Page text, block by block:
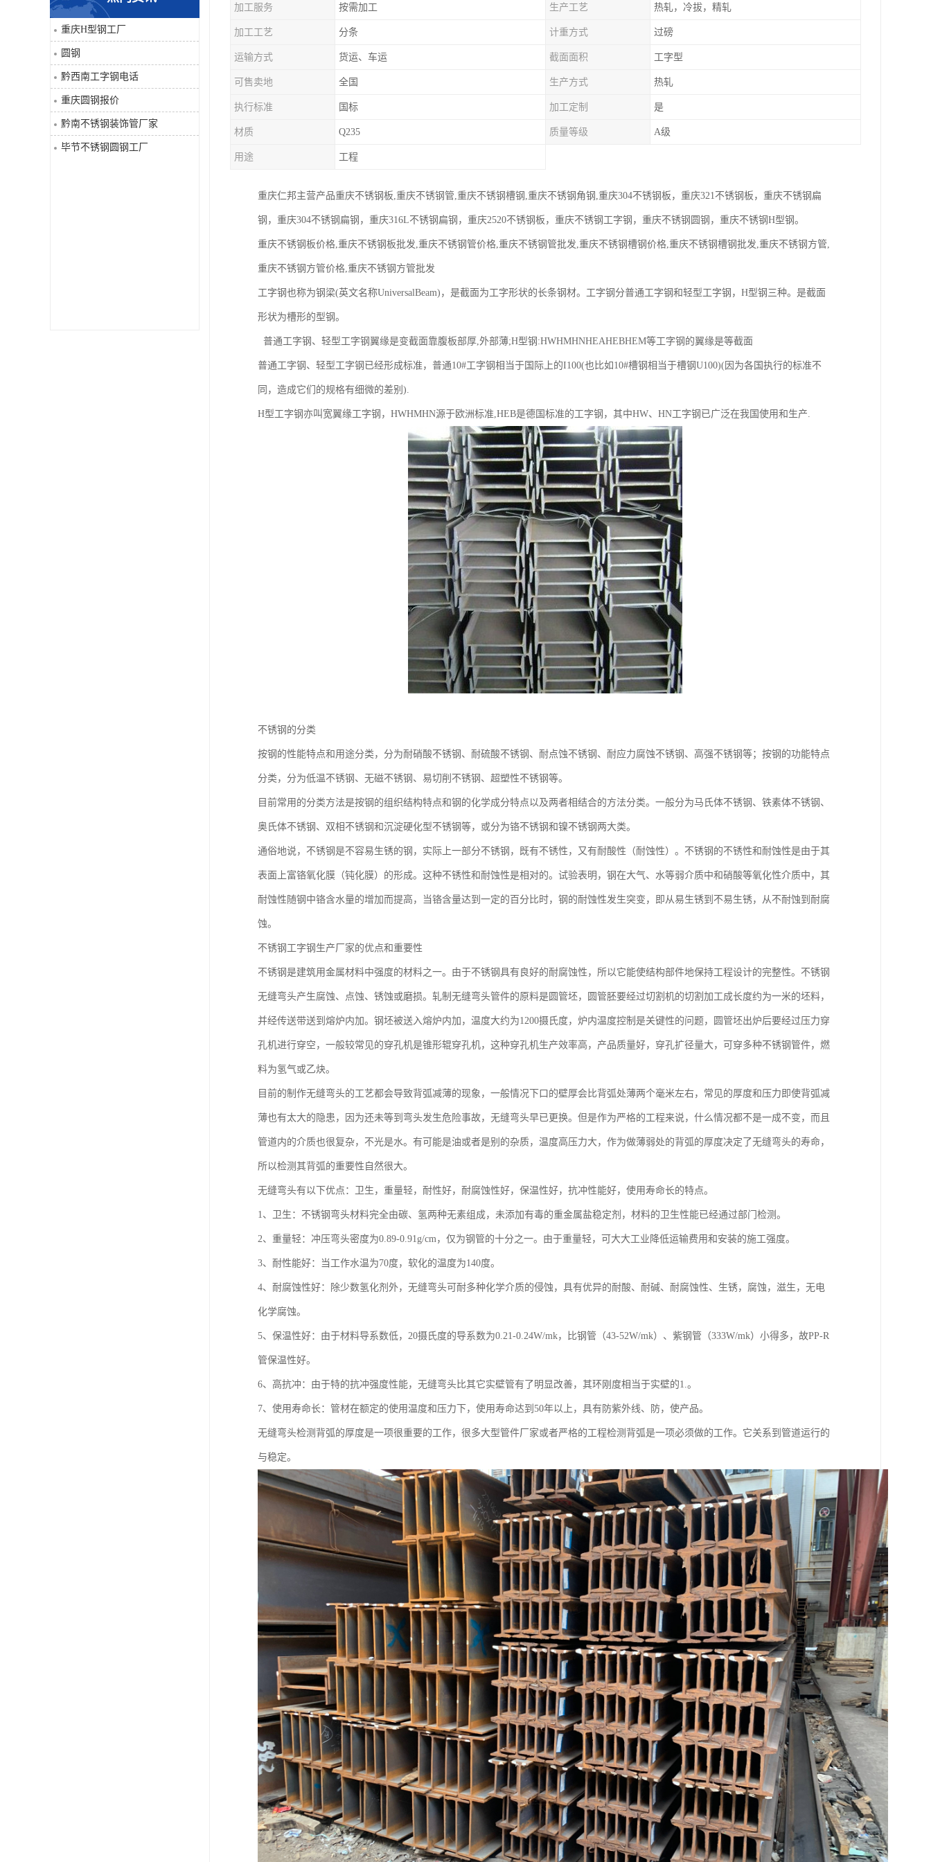
角钢
焊管
工字钢
H型钢
重庆H型钢工厂
圆钢
黔西南工字钢电话
重庆圆钢报价
黔南不锈钢装饰管厂家
毕节不锈钢圆钢工厂
加工服务 按需加工 生产工艺 热轧，冷拔，精轧
加工工艺 分条 计重方式 过磅
运输方式 货运、车运 截面面积 工字型
可售卖地 全国 生产方式 热轧
执行标准 国标 加工定制 是
材质 Q235 质量等级 A级
用途 工程
重庆仁邦主营产品重庆不锈钢板,重庆不锈钢管,重庆不锈钢槽钢,重庆不锈钢角钢,重庆304不锈钢板，重庆321不锈钢板，重庆不锈钢扁
钢，重庆304不锈钢扁钢，重庆316L不锈钢扁钢，重庆2520不锈钢板，重庆不锈钢工字钢，重庆不锈钢圆钢，重庆不锈钢H型钢。
重庆不锈钢板价格,重庆不锈钢板批发,重庆不锈钢管价格,重庆不锈钢管批发,重庆不锈钢槽钢价格,重庆不锈钢槽钢批发,重庆不锈钢方管,
重庆不锈钢方管价格,重庆不锈钢方管批发
工字钢也称为钢梁(英文名称UniversalBeam)，是截面为工字形状的长条钢材。工字钢分普通工字钢和轻型工字钢，H型钢三种。是截面
形状为槽形的型钢。
普通工字钢、轻型工字钢翼缘是变截面靠腹板部厚,外部薄;H型钢:HWHMHNHEAHEBHEM等工字钢的翼缘是等截面
普通工字钢、轻型工字钢已经形成标准，普通10#工字钢相当于国际上的I100(也比如10#槽钢相当于槽钢U100)(因为各国执行的标准不
同，造成它们的规格有细微的差别).
H型工字钢亦叫宽翼缘工字钢，HWHMHN源于欧洲标准,HEB是德国标准的工字钢，其中HW、HN工字钢已广泛在我国使用和生产.
不锈钢的分类
按钢的性能特点和用途分类，分为耐硝酸不锈钢、耐硫酸不锈钢、耐点蚀不锈钢、耐应力腐蚀不锈钢、高强不锈钢等；按钢的功能特点
分类，分为低温不锈钢、无磁不锈钢、易切削不锈钢、超塑性不锈钢等。
目前常用的分类方法是按钢的组织结构特点和钢的化学成分特点以及两者相结合的方法分类。一般分为马氏体不锈钢、铁素体不锈钢、
奥氏体不锈钢、双相不锈钢和沉淀硬化型不锈钢等，或分为铬不锈钢和镍不锈钢两大类。
通俗地说，不锈钢是不容易生锈的钢，实际上一部分不锈钢，既有不锈性，又有耐酸性（耐蚀性）。不锈钢的不锈性和耐蚀性是由于其
表面上富铬氧化膜（钝化膜）的形成。这种不锈性和耐蚀性是相对的。试验表明，钢在大气、水等弱介质中和硝酸等氧化性介质中，其
耐蚀性随钢中铬含水量的增加而提高，当铬含量达到一定的百分比时，钢的耐蚀性发生突变，即从易生锈到不易生锈，从不耐蚀到耐腐
蚀。
不锈钢工字钢生产厂家的优点和重要性
不锈钢是建筑用金属材料中强度的材料之一。由于不锈钢具有良好的耐腐蚀性，所以它能使结构部件地保持工程设计的完整性。不锈钢
无缝弯头产生腐蚀、点蚀、锈蚀或磨损。轧制无缝弯头管件的原料是圆管坯，圆管胚要经过切割机的切割加工成长度约为一米的坯料，
并经传送带送到熔炉内加。钢坯被送入熔炉内加，温度大约为1200摄氏度，炉内温度控制是关键性的问题，圆管坯出炉后要经过压力穿
孔机进行穿空，一般较常见的穿孔机是锥形辊穿孔机，这种穿孔机生产效率高，产品质量好，穿孔扩径量大，可穿多种不锈钢管件，燃
料为氢气或乙炔。
目前的制作无缝弯头的工艺都会导致背弧减薄的现象，一般情况下口的壁厚会比背弧处薄两个毫米左右，常见的厚度和压力即使背弧减
薄也有太大的隐患，因为还未等到弯头发生危险事故，无缝弯头早已更换。但是作为严格的工程来说，什么情况都不是一成不变，而且
管道内的介质也很复杂，不光是水。有可能是油或者是别的杂质，温度高压力大，作为做薄弱处的背弧的厚度决定了无缝弯头的寿命，
所以检测其背弧的重要性自然很大。
无缝弯头有以下优点：卫生，重量轻，耐性好，耐腐蚀性好，保温性好，抗冲性能好，使用寿命长的特点。
1、卫生：不锈钢弯头材料完全由碳、氢两种无素组成，未添加有毒的重金属盐稳定剂，材料的卫生性能已经通过部门检测。
2、重量轻：冲压弯头密度为0.89-0.91g/cm，仅为钢管的十分之一。由于重量轻，可大大工业降低运输费用和安装的施工强度。
3、耐性能好：当工作水温为70度，软化的温度为140度。
4、耐腐蚀性好：除少数氢化剂外，无缝弯头可耐多种化学介质的侵蚀，具有优异的耐酸、耐碱、耐腐蚀性、生锈，腐蚀，滋生，无电
化学腐蚀。
5、保温性好：由于材料导系数低，20摄氏度的导系数为0.21-0.24W/mk，比钢管（43-52W/mk）、紫钢管（333W/mk）小得多，故PP-R
管保温性好。
6、高抗冲：由于特的抗冲强度性能，无缝弯头比其它实壁管有了明显改善，其环刚度相当于实壁的1.。
7、使用寿命长：管材在额定的使用温度和压力下，使用寿命达到50年以上，具有防紫外线、防，使产品。
无缝弯头检测背弧的厚度是一项很重要的工作，很多大型管件厂家或者严格的工程检测背弧是一项必须做的工作。它关系到管道运行的
与稳定。